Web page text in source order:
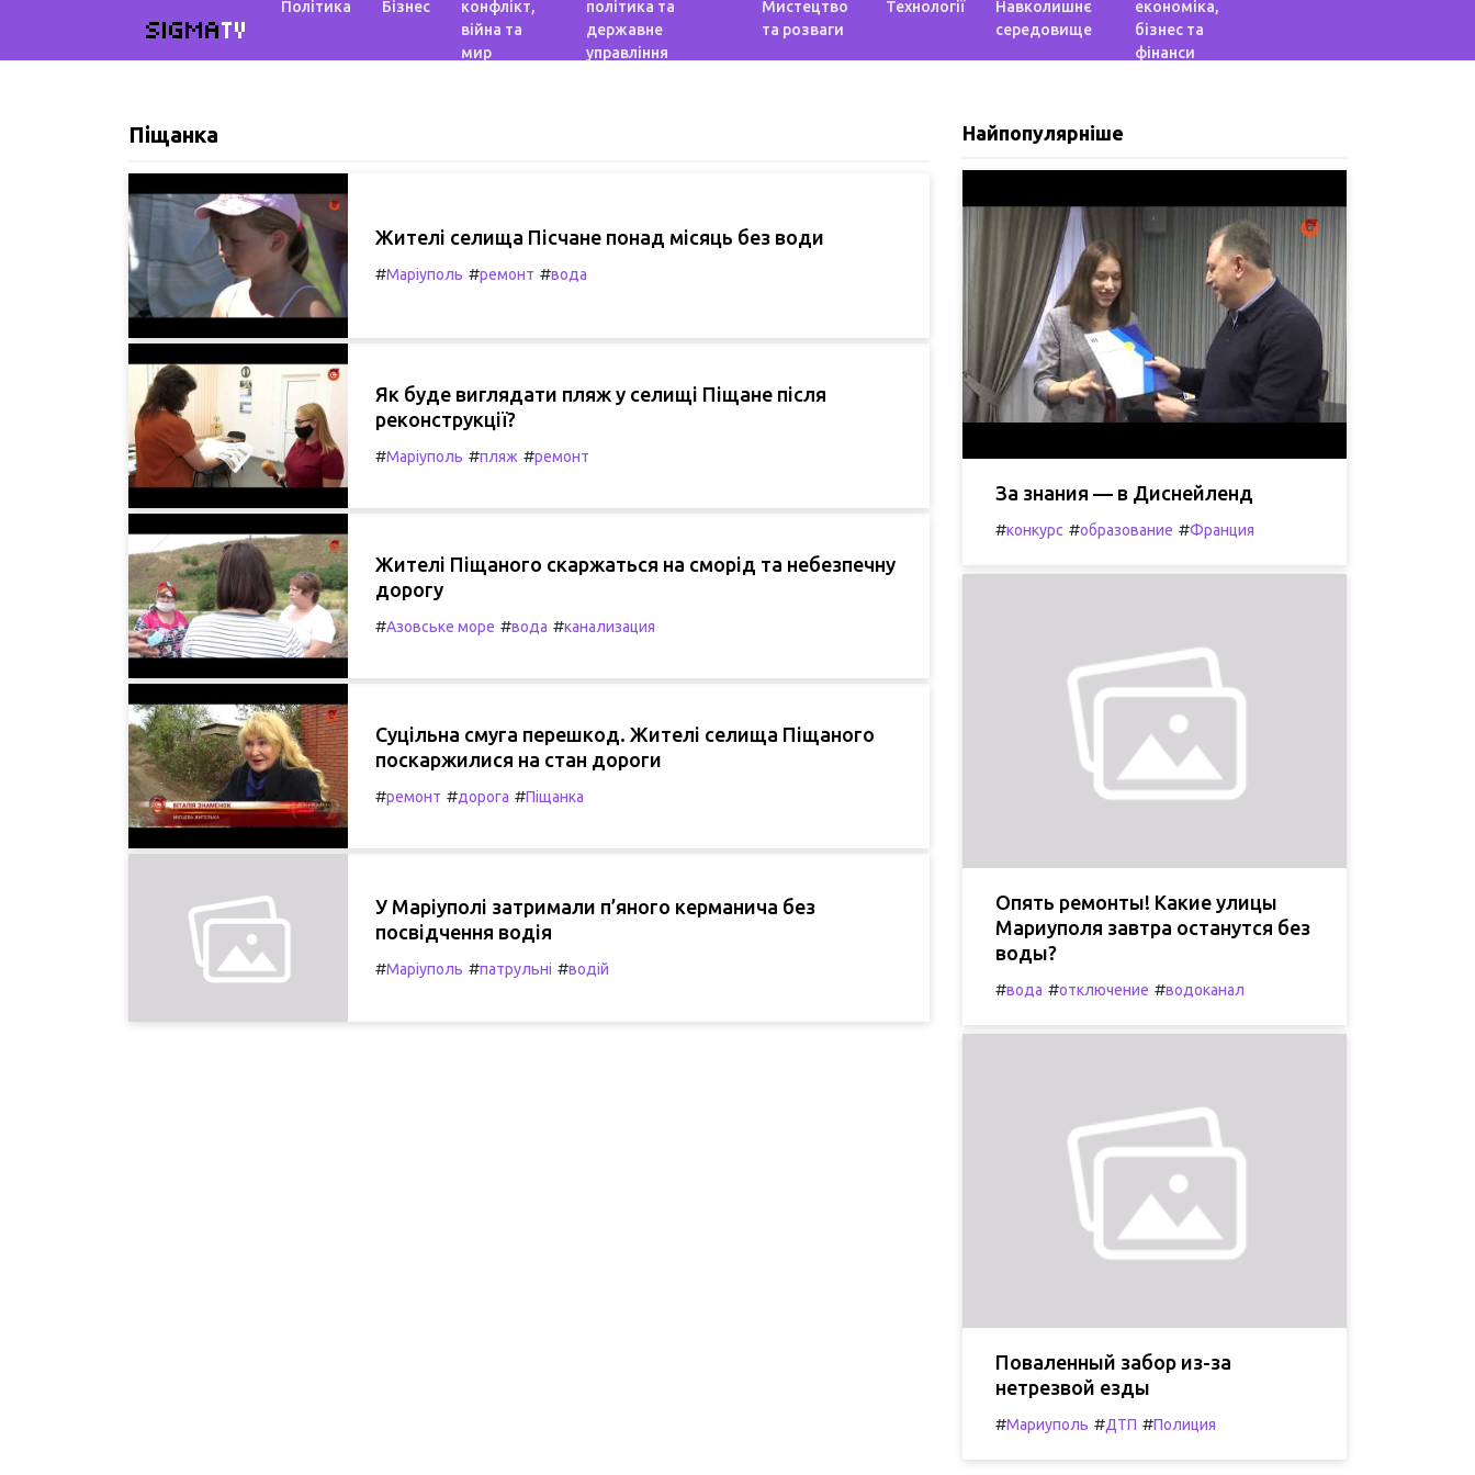
SIGMATV
Політика Бізнес
конфлікт,
війна та
мир
політика та
державне
управління
Мистецтво
та розваги
Технології
Навколишнє
середовище
економіка,
бізнес та
фінанси
Піщанка
Жителі селища Пісчане понад місяць без води
#Маріуполь #ремонт #вода
Як буде виглядати пляж у селищі Піщане після
реконструкції?
#Маріуполь #пляж #ремонт
Жителі Піщаного скаржаться на сморід та небезпечну
дорогу
#Азовське море #вода #канализация
Суцільна смуга перешкод. Жителі селища Піщаного
поскаржилися на стан дороги
#ремонт #дорога #Піщанка
У Маріуполі затримали п’яного керманича без
посвідчення водія
#Маріуполь #патрульні #водій
Найпопулярніше
За знания — в Диснейленд
#конкурс #образование #Франция
Опять ремонты! Какие улицы
Мариуполя завтра останутся без
воды?
#вода #отключение #водоканал
Поваленный забор из-за
нетрезвой езды
#Мариуполь #ДТП #Полиция